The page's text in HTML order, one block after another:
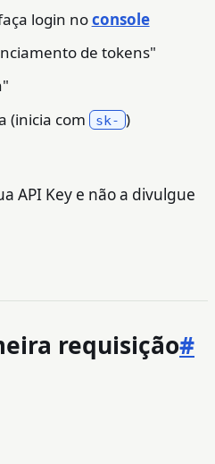
login noconsole
de tokens"
(inicia com
sk- )
API Key e não a divulgue
requisição#